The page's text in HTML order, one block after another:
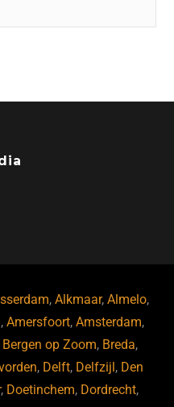
,Alkmaar,Almelo,
,Amersfoort,Amsterdam,
Bergen op Zoom, Breda,
, Delft, Delfzijl, Den
, Doetinchem, Dordrecht,